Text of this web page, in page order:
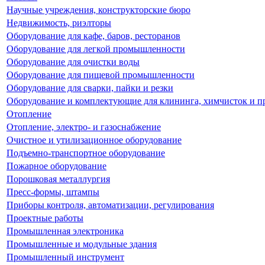
Научные учреждения, конструкторские бюро
Недвижимость, риэлторы
Оборудование для кафе, баров, ресторанов
Оборудование для легкой промышленности
Оборудование для очистки воды
Оборудование для пищевой промышленности
Оборудование для сварки, пайки и резки
Оборудование и комплектующие для клининга, химчисток и
Отопление
Отопление, электро- и газоснабжение
Очистное и утилизационное оборудование
Подъемно-транспортное оборудование
Пожарное оборудование
Порошковая металлургия
Пресс-формы, штампы
Приборы контроля, автоматизации, регулирования
Проектные работы
Промышленная электроника
Промышленные и модульные здания
Промышленный инструмент